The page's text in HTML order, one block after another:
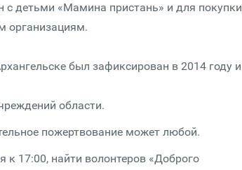
детьми «Мамина пристань» и для покупки
организациям.
был зафиксирован в 2014 году и
области.
пожертвование может любой.
17:00, найти волонтеров «Доброго